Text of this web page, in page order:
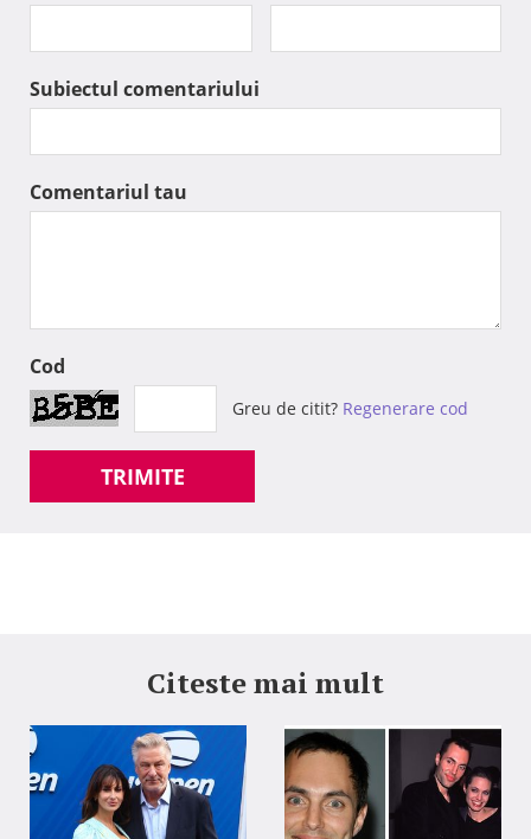
Subiectul comentariului
Comentariul tau
Cod
Greu de citit? Regenerare cod
TRIMITE
Citeste mai mult